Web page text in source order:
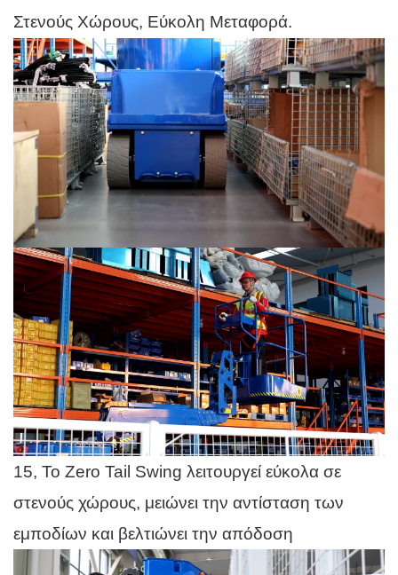
Στενούς Χώρους, Εύκολη Μεταφορά.
15, Το Zero Tail Swing λειτουργεί εύκολα σε
στενούς χώρους, μειώνει την αντίσταση των
εμποδίων και βελτιώνει την απόδοση